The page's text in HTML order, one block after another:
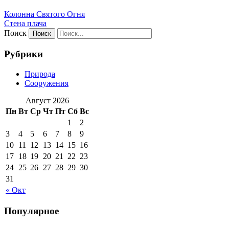
Колонна Святого Огня
Стена плача
Поиск
Рубрики
Природа
Сооружения
Август 2026
Пн Вт Ср Чт Пт Сб Вс
« Окт
1
2
3
4 5 6 7 8
9
10 11 12 13 14 15 16
17 18 19 20 21 22 23
24 25 26 27 28 29 30
31
Популярное